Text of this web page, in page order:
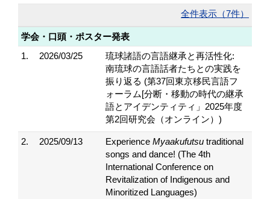
全件表示（7件）
学会・口頭・ポスター発表
1.
2026/03/25
琉球諸語の言語継承と再活性化:
南琉球の言語話者たちとの実践を
振り返る (第37回東京移民言語フ
ォーラム[分断・移動の時代の継承
語とアイデンティティ」2025年度
第2回研究会（オンライン）)
2. 2025/09/13 Experience Myaakufutsu traditional
songs and dance! (The 4th
International Conference on
Revitalization of Indigenous and
Minoritized Languages)